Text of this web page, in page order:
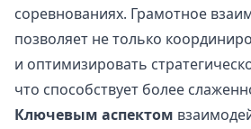
соревнованиях. Грамотное
позволяет не только
и оптимизировать
что способствует более
Ключевым аспектом